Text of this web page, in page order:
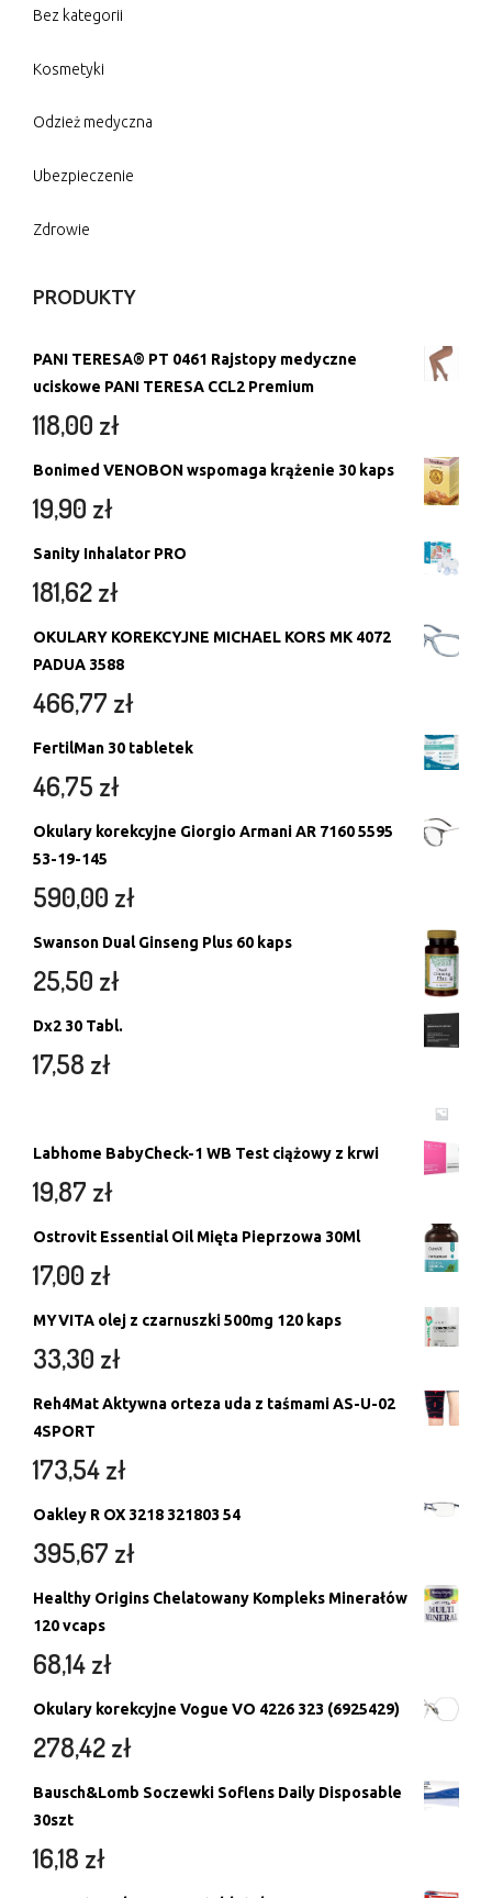
Bez kategorii
Kosmetyki
Odzież medyczna
Ubezpieczenie
Zdrowie
PRODUKTY
PANI TERESA® PT 0461 Rajstopy medyczne
uciskowe PANI TERESA CCL2 Premium
118,00 zł
Bonimed VENOBON wspomaga krążenie 30 kaps
19,90 zł
Sanity Inhalator PRO
181,62zł
OKULARY KOREKCYJNE MICHAEL KORS MK 4072
PADUA 3588
466,77 zł
FertilMan 30 tabletek
46,75 zł
Okulary korekcyjne Giorgio Armani AR 7160 5595
53-19-145
590,00 zł
Swanson Dual Ginseng Plus 60 kaps
25,50 zł
Dx2 30 Tabl.
17,58 zł
Labhome BabyCheck-1 WB Test ciążowy z krwi
19,87 zł
Ostrovit Essential Oil Mięta Pieprzowa 30Ml
17,00 zł
MYVITA olej z czarnuszki 500mg 120 kaps
33,30 zł
Reh4Mat Aktywna orteza uda z taśmami AS-U-02
4SPORT
173,54zł
Oakley R OX 3218 321803 54
395,67 zł
Healthy Origins Chelatowany Kompleks Minerałów
120 vcaps
68,14zł
Okulary korekcyjne Vogue VO 4226 323 (6925429)
278,42zł
Bausch&Lomb Soczewki Soflens Daily Disposable
30szt
16,18 zł